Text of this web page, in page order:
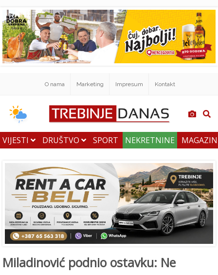
O nama Marketing Impresum Kontakt
VIJESTI DRUŠTVO SPORT NEKRETNINE
Miladinović podnio ostavku: Ne